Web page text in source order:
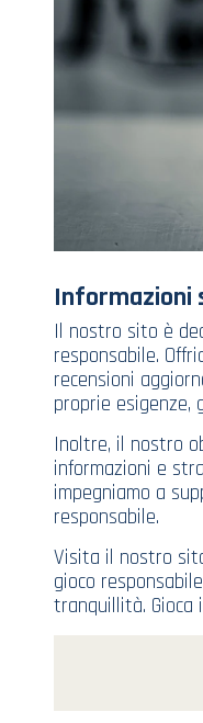
Informazioni
Il nostro sito è
responsabile.
recensioni
proprie esigenze,
Inoltre, il nostro
informazioni e
impegniamo a
responsabile.
Visita il nostro
gioco
tranquillità.